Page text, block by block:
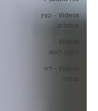
Videos - קצין
תגמולים
Videos -
ביטוח לאומ
Videos - דיני
עבודה